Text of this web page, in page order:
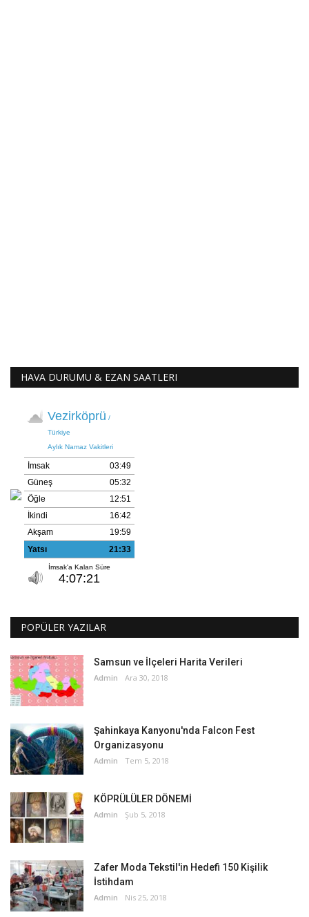
HAVA DURUMU & EZAN SAATLERI
POPÜLER YAZILAR
Samsun ve İlçeleri Harita Verileri
Admin Ara 30, 2018
Şahinkaya Kanyonu'nda Falcon Fest
Organizasyonu
Admin Tem 5, 2018
KÖPRÜLÜLER DÖNEMİ
Admin Şub 5, 2018
Zafer Moda Tekstil'in Hedefi 150 Kişilik
İstihdam
Admin Nis 25, 2018